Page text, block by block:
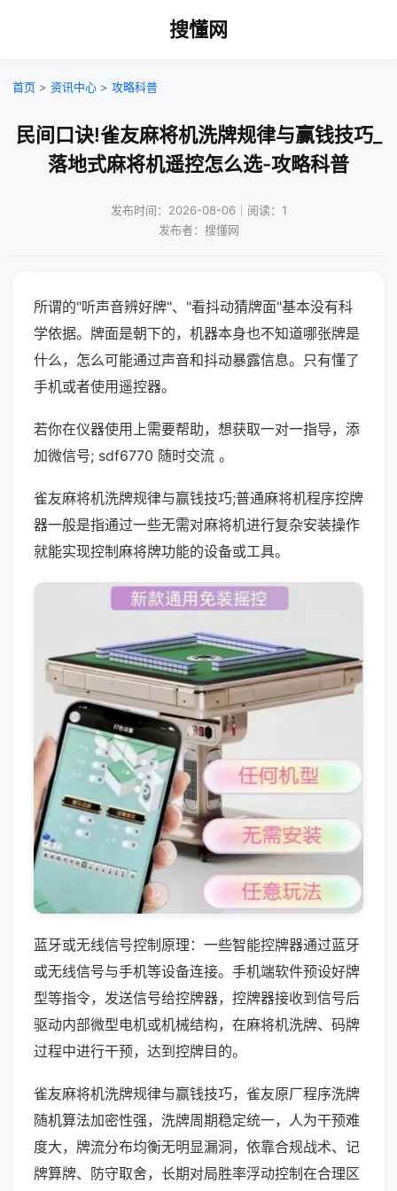
搜懂网
首页 > 资讯中心 > 攻略科普
民间口诀!雀友麻将机洗牌规律与赢钱技巧_
落地式麻将机遥控怎么选-攻略科普
发布时间：2026-08-06｜阅读：1
发布者：搜懂网
所谓的"听声音辨好牌"、"看抖动猜牌面"基本没有科
学依据。牌面是朝下的，机器本身也不知道哪张牌是
什么，怎么可能通过声音和抖动暴露信息。只有懂了
手机或者使用遥控器。
若你在仪器使用上需要帮助，想获取一对一指导，添
加微信号; sdf6770 随时交流 。
雀友麻将机洗牌规律与赢钱技巧;普通麻将机程序控牌
器一般是指通过一些无需对麻将机进行复杂安装操作
就能实现控制麻将牌功能的设备或工具。
蓝牙或无线信号控制原理：一些智能控牌器通过蓝牙
或无线信号与手机等设备连接。手机端软件预设好牌
型等指令，发送信号给控牌器，控牌器接收到信号后
驱动内部微型电机或机械结构，在麻将机洗牌、码牌
过程中进行干预，达到控牌目的。
雀友麻将机洗牌规律与赢钱技巧，雀友原厂程序洗牌
随机算法加密性强，洗牌周期稳定统一，人为干预难
度大，牌流分布均衡无明显漏洞，依靠合规战术、记
牌算牌、防守取舍，长期对局胜率浮动控制在合理区